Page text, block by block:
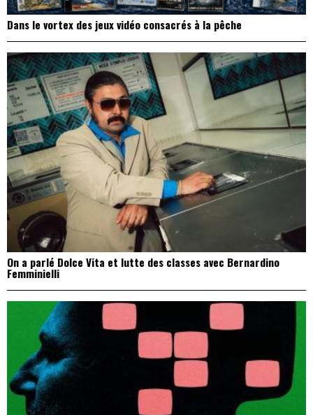
Dans le vortex des jeux vidéo consacrés à la pêche
On a parlé Dolce Vita et lutte des classes avec Bernardino
Femminielli